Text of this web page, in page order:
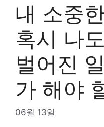
내 소중
혹시 나
벌어진
가 해야
06월 13일